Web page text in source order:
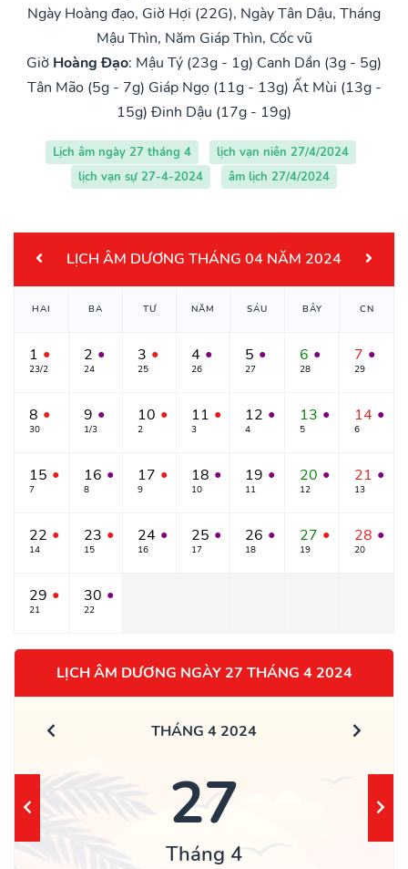
Ngày Hoàng đạo, Giờ Hợi (22G), Ngày Tân Dậu, Tháng
Mậu Thìn, Năm Giáp Thìn, Cốc vũ
Giờ Hoàng Đạo: Mậu Tý (23g - 1g) Canh Dần (3g - 5g)
Tân Mão (5g - 7g) Giáp Ngọ (11g - 13g) Ất Mùi (13g -
15g) Đinh Dậu (17g - 19g)
Lịch âm ngày 27 tháng 4
lịch vạn niên 27/4/2024
lịch vạn sự 27-4-2024
âm lịch 27/4/2024
LỊCH ÂM DƯƠNG THÁNG 04 NĂM 2024
HAI BA TƯ NĂM SÁU BẢY CN
1 ●
23/2
2 ●
24
3 ●
25
4 ●
26
5 ●
27
6 ●
28
7 ●
29
8 ●
30
9 ●
1/3
10 ●
2
11 ●
3
12 ●
4
13 ●
5
14 ●
6
15 ●
7
16 ●
8
17 ●
9
18 ●
10
19 ●
11
20 ●
12
21 ●
13
22 ●
14
23 ●
15
24 ●
16
25 ●
17
26 ●
18
27 ●
19
28 ●
20
29 ●
21
30 ●
22
LỊCH ÂM DƯƠNG NGÀY 27 THÁNG 4 2024
THÁNG 4 2024
27
Tháng 4